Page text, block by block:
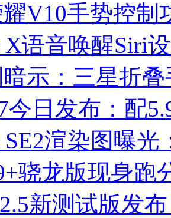
V10手势控制
X语音唤醒Siri
示：三星折
今日发布：配
SE2渲染图曝
骁龙版现身跑
新测试版发